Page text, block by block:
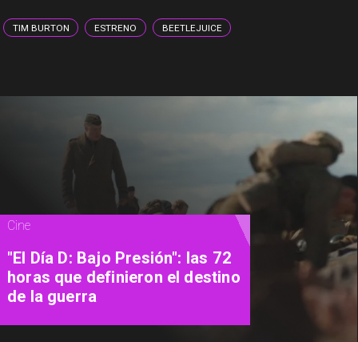
TIM BURTON ESTRENO BEETLEJUICE
Magazine
Cinema Experience: el
restaurante que convierte las
películas en una experiencia
para vivir